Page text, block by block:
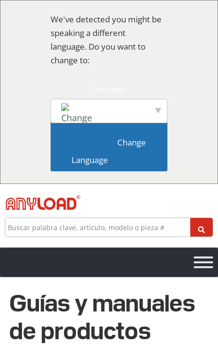
We've detected you might be
speaking a different
language. Do you want to
change to:
Language
Buscar
en
Guías y manuales
de productos